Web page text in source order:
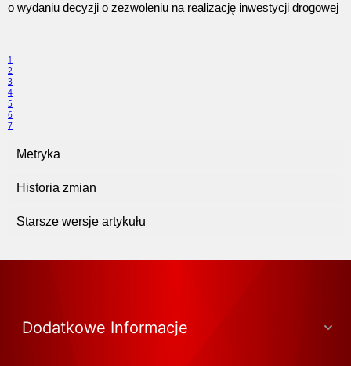
o wydaniu decyzji o zezwoleniu na realizację inwestycji drogowej
1
2
3
4
5
6
7
Metryka
Historia zmian
Starsze wersje artykułu
Dodatkowe Informacje